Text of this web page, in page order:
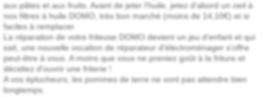
aux pâtes et aux fruits. Avant de jeter l'huile, jetez d'abord un oeil à
nos filtres à huile DOMO, très bon marché (moins de 14,10€) et si
faciles à remplacer.
La réparation de votre friteuse DOMO devient un jeu d'enfant et qui
sait, une nouvelle vocation de réparateur d'électroménager s'offre
peut-être à vous. A moins que vous ne preniez goût à la friture et
décidiez d'ouvrir une friterie !
A vos éplucheurs, les pommes de terre ne vont pas attendre bien
longtemps.